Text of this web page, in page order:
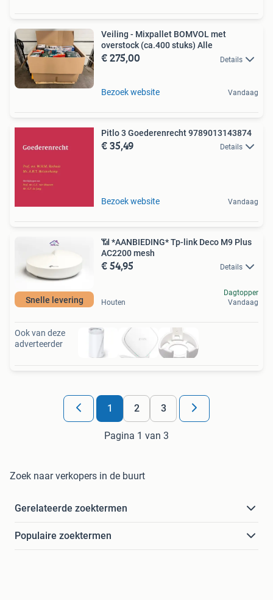
Veiling - Mixpallet BOMVOL met
overstock (ca.400 stuks) Alle
€ 275,00 Details
Bezoek website Vandaag
Pitlo 3 Goederenrecht 9789013143874
€ 35,49 Details
Bezoek website Vandaag
Snelle levering
📶 *AANBIEDING* Tp-link Deco M9 Plus
AC2200 mesh
€ 54,95 Details
Houten
Dagtopper
Vandaag
Ook van deze
adverteerder
1 2 3
Pagina 1 van 3
Zoek naar verkopers in de buurt
Gerelateerde zoektermen
Populaire zoektermen